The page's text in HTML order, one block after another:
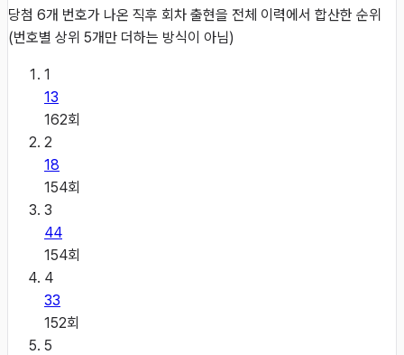
당첨 6개 번호가 나온 직후 회차 출현을 전체 이력에서 합산한 순위
(번호별 상위 5개만 더하는 방식이 아님)
1
13
162회
2
18
154회
3
44
154회
4
33
152회
5